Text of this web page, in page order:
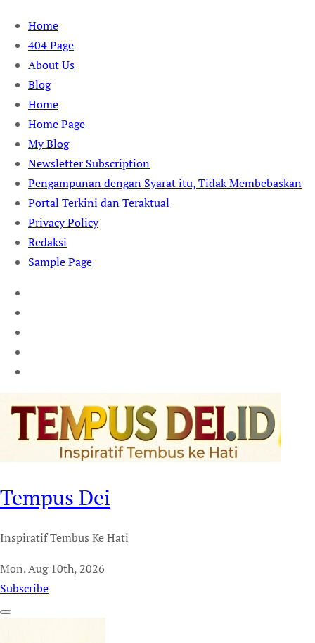
Skip
content
Home
404 Page
About Us
Blog
Home
Home Page
My Blog
Newsletter Subscription
Pengampunan dengan Syarat itu, Tidak Membebaskan
Portal Terkini dan Teraktual
Privacy Policy
Redaksi
Sample Page
Tempus Dei
Inspiratif Tembus Ke Hati
Mon. Aug 10th, 2026
Subscribe